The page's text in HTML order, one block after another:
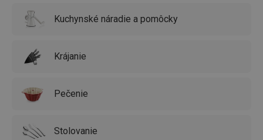
Kuchynské náradie a pomôcky
Krájanie
Pečenie
Stolovanie